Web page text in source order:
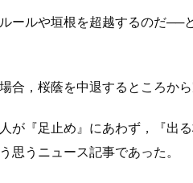
ールや垣根を超越するのだ──
合，桜蔭を中退するところか
が『足止め』にあわず，『出
思うニュース記事であった。